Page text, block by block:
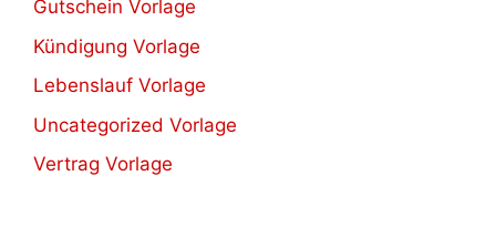
Gutschein Vorlage
Kündigung Vorlage
Lebenslauf Vorlage
Uncategorized Vorlage
Vertrag Vorlage